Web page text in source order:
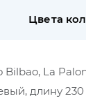
Цвета
La
длину